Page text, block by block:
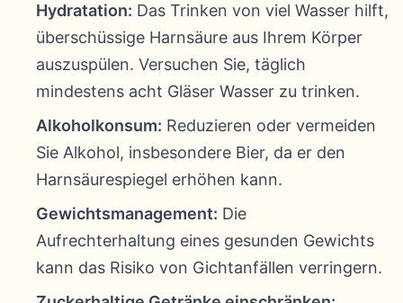
Hydratation: Das Trinken von viel Wasser hilft,
überschüssige Harnsäure aus Ihrem Körper
auszuspülen. Versuchen Sie, täglich
mindestens acht Gläser Wasser zu trinken.
Alkoholkonsum: Reduzieren oder vermeiden
Sie Alkohol, insbesondere Bier, da er den
Harnsäurespiegel erhöhen kann.
Gewichtsmanagement: Die
Aufrechterhaltung eines gesunden Gewichts
kann das Risiko von Gichtanfällen verringern.